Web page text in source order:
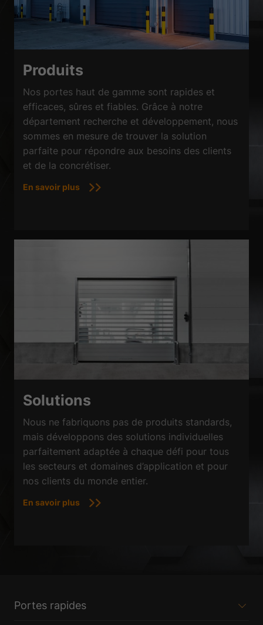
Produits
Nos portes haut de gamme sont rapides et
efficaces, sûres et fiables. Grâce à notre
département recherche et développement, nous
sommes en mesure de trouver la solution
parfaite pour répondre aux besoins des clients
et de la concrétiser.
En savoir plus
Solutions
Nous ne fabriquons pas de produits standards,
mais développons des solutions individuelles
parfaitement adaptée à chaque défi pour tous
les secteurs et domaines d’application et pour
nos clients du monde entier.
En savoir plus
Portes rapides